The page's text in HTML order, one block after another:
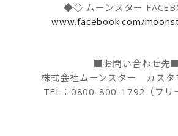
◆◇ ムーンスター
www.facebook.com/
■お問い合わせ先■
株式会社ムーンスター カスタ
TEL：0800-800-1792（フリ